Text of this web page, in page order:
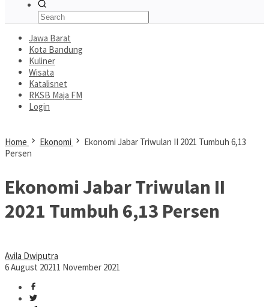
Jawa Barat
Kota Bandung
Kuliner
Wisata
Katalisnet
RKSB Maja FM
Login
Home Ekonomi
Ekonomi Jabar Triwulan II 2021 Tumbuh 6,13
Persen
Ekonomi Jabar Triwulan II
2021 Tumbuh 6,13 Persen
Avila Dwiputra
6 August 20211 November 2021